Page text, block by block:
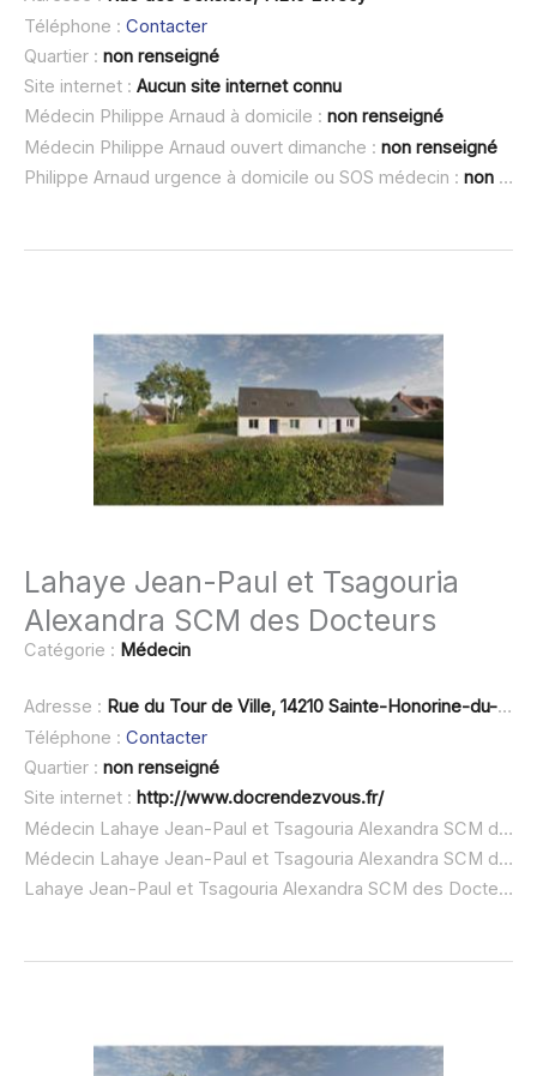
Téléphone : Contacter
Quartier : non renseigné
Site internet : Aucun site internet connu
Médecin Philippe Arnaud à domicile : non renseigné
Médecin Philippe Arnaud ouvert dimanche : non renseigné
Philippe Arnaud urgence à domicile ou SOS médecin : non renseigné
Lahaye Jean-Paul et Tsagouria
Alexandra SCM des Docteurs
Catégorie : Médecin
Adresse : Rue du Tour de Ville, 14210 Sainte-Honorine-du-Fay
Téléphone : Contacter
Quartier : non renseigné
Site internet : http://www.docrendezvous.fr/
Médecin Lahaye Jean-Paul et Tsagouria Alexandra SCM des Docteurs à domicile :
Médecin Lahaye Jean-Paul et Tsagouria Alexandra SCM des Docteurs ouvert dimanche :
Lahaye Jean-Paul et Tsagouria Alexandra SCM des Docteurs urgence à domicile ou SOS médecin :